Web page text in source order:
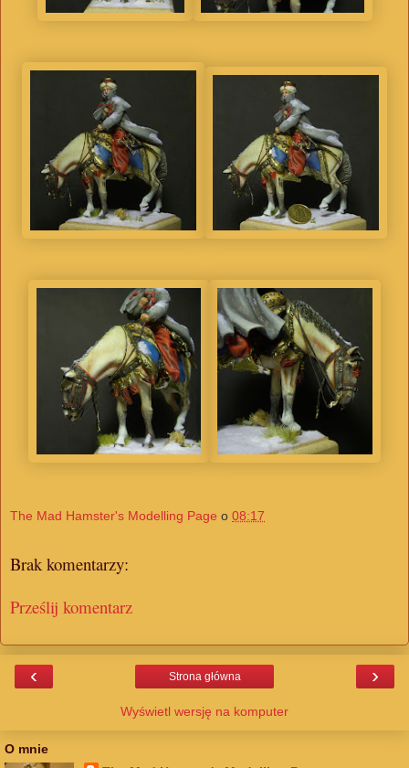
The Mad Hamster's Modelling Page o 08:17
Brak komentarzy:
Prześlij komentarz
‹ ›
Strona główna
Wyświetl wersję na komputer
O mnie